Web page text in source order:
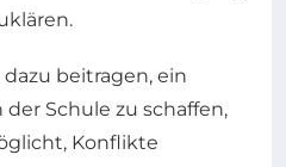
beitragen, ein
der Schule zu schaffen,
Konflikte